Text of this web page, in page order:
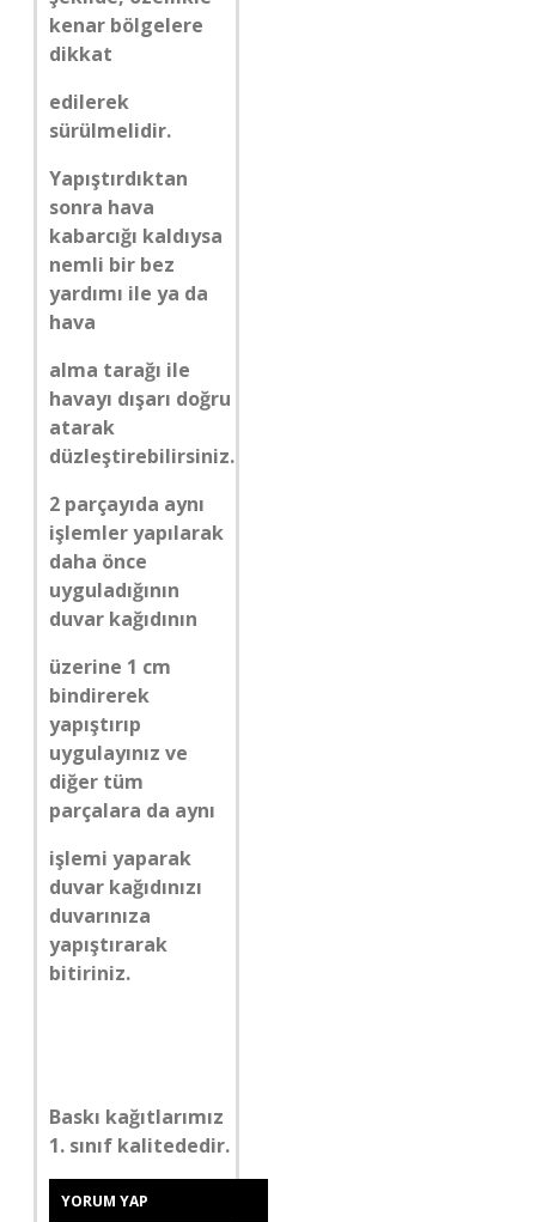
kenar bölgelere
dikkat
edilerek
sürülmelidir.
Yapıştırdıktan
sonra hava
kabarcığı kaldıysa
nemli bir bez
yardımı ile ya da
hava
alma tarağı ile
havayı dışarı doğru
atarak
düzleştirebilirsiniz.
2 parçayıda aynı
işlemler yapılarak
daha önce
uyguladığının
duvar kağıdının
üzerine 1 cm
bindirerek
yapıştırıp
uygulayınız ve
diğer tüm
parçalara da aynı
işlemi yaparak
duvar kağıdınızı
duvarınıza
yapıştırarak
bitiriniz.
Baskı kağıtlarımız
1. sınıf kalitededir.
YORUM YAP